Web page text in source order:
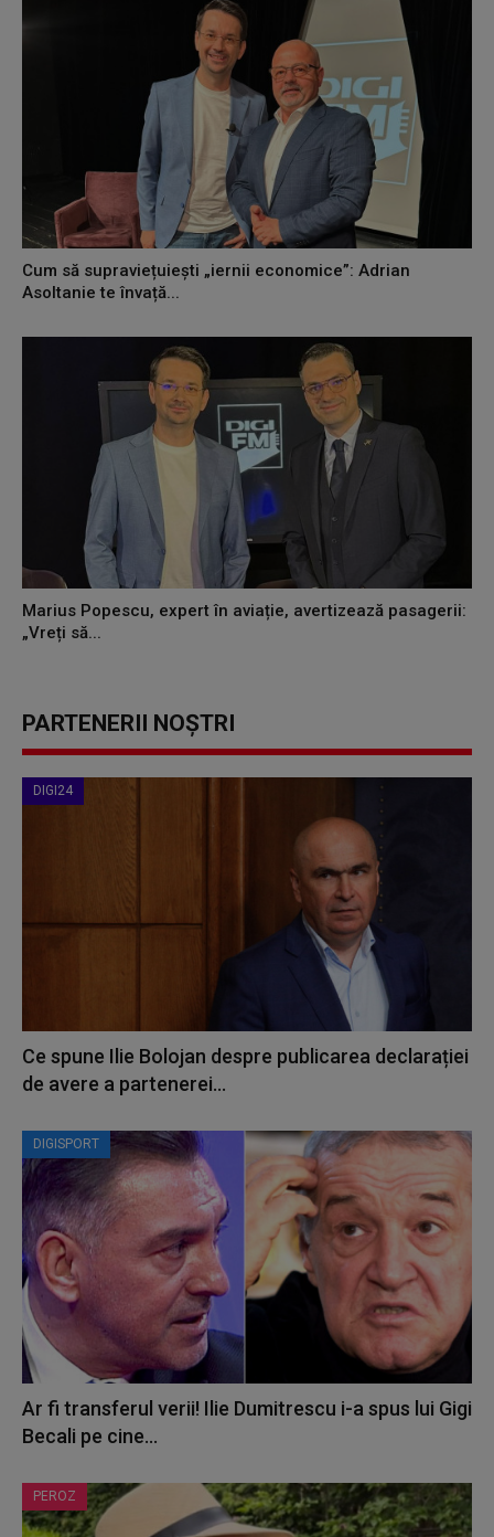
Cum să supraviețuiești „iernii economice”: Adrian
Asoltanie te învață...
Marius Popescu, expert în aviație, avertizează pasagerii:
„Vreți să...
PARTENERII NOȘTRI
DIGI24
Ce spune Ilie Bolojan despre publicarea declarației
de avere a partenerei...
DIGISPORT
Ar fi transferul verii! Ilie Dumitrescu i-a spus lui Gigi
Becali pe cine...
PEROZ